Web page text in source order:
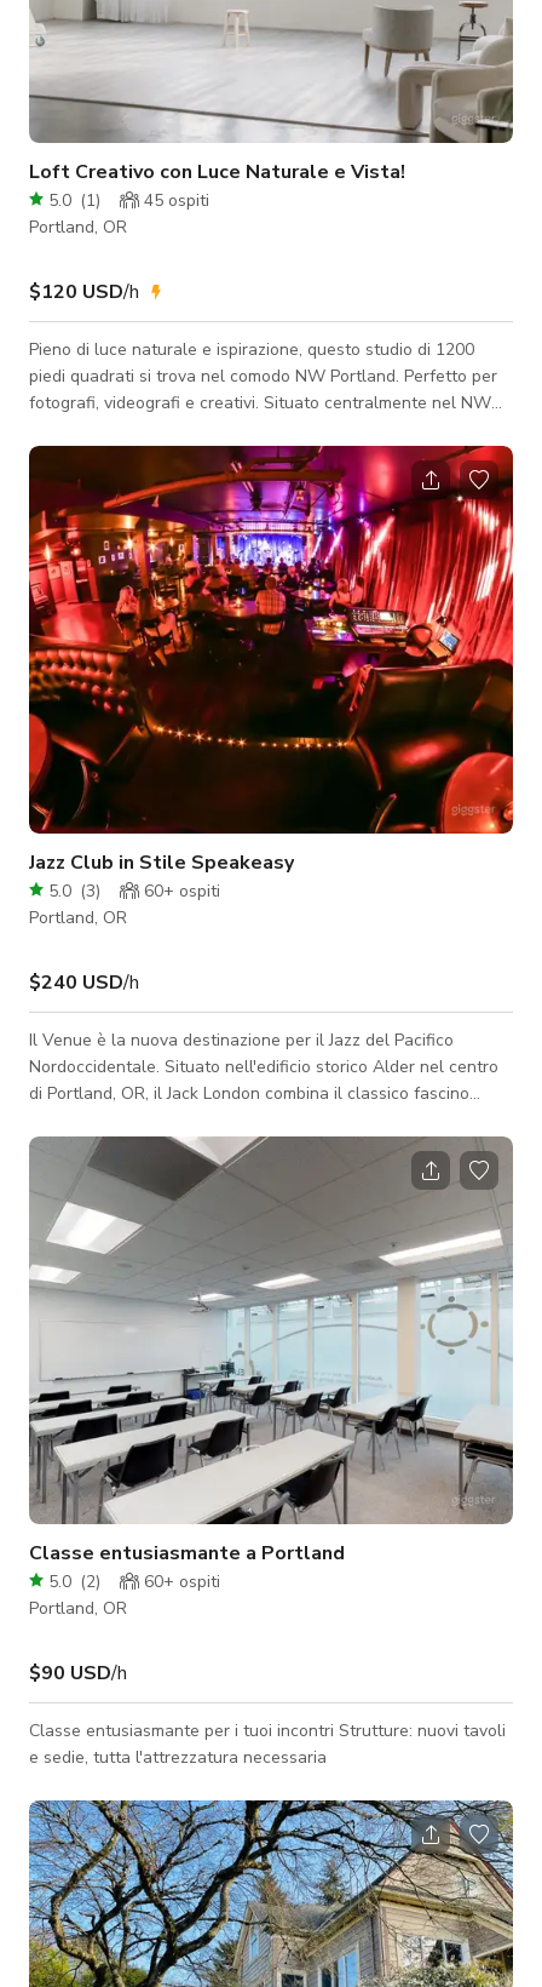
Loft Creativo con Luce Naturale e Vista!
5.0 (1) 45 ospiti
Portland, OR
$120 USD/h
Pieno di luce naturale e ispirazione, questo studio di 1200
piedi quadrati si trova nel comodo NW Portland. Perfetto per
fotografi, videografi e creativi. Situato centralmente nel NW
e il ponte Fremont. Unità angolare con 300 piedi quadrati di
finestre rivolte a sud-ovest e est che offrono la migliore luce
di tutto l'edificio, tutto il giorno. Edificio sicuro e protetto, con
posto auto coperto designato, ascensori per merci e pas
Jazz Club in Stile Speakeasy
5.0 (3) 60+ ospiti
Portland, OR
$240 USD/h
Il Venue è la nuova destinazione per il Jazz del Pacifico
Nordoccidentale. Situato nell'edificio storico Alder nel centro
di Portland, OR, il Jack London combina il classico fascino
funzionalità di un club all'avanguardia del 21° secolo.
Classe entusiasmante a Portland
5.0 (2) 60+ ospiti
Portland, OR
$90 USD/h
Classe entusiasmante per i tuoi incontri Strutture: nuovi tavoli
e sedie, tutta l'attrezzatura necessaria